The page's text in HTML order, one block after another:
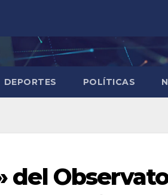
DEPORTES POLÍTICAS
del